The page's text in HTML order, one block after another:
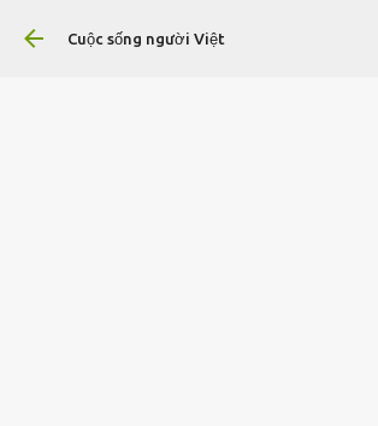
Chuyển đến nội dung chính
Cuộc sống người Việt